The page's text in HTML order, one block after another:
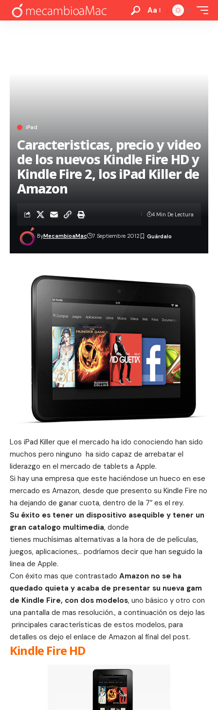
Aa
iPad
Caracteristicas, precio y video
de los nuevos Kindle Fire HD y
Kindle Fire 2, los iPad Killer de
Amazon
ByMecambioaMac 7 Septiembre 2012
4 Min De Lectura
Los iPad Killer que el mercado ha ido conociendo han sido
muchos pero ninguno ha sido capaz de arrebatar el
liderazgo en el mercado de tablets a Apple.
Si hay una empresa que este haciéndose un hueco en ese
mercado es Amazon, desde que presento su Kindle Fire no
ha dejando de ganar cuota, dentro de la 7″ es el rey.
Su éxito es tener un dispositivo asequible y tener un
gran catalogo multimedia, donde
tienes muchísimas alternativas a la hora de de películas,
juegos, aplicaciones,.. podríamos decir que han seguido la
linea de Apple.
Con éxito mas que contrastado Amazon no se ha
quedado quieta y acaba de presentar su nueva gam
de Kindle Fire, con dos modelos, uno básico y otro con
una pantalla de mas resolución., a continuación os dejo las
principales características de estos modelos, para
detalles os dejo el enlace de Amazon al final del post.
Kindle Fire HD